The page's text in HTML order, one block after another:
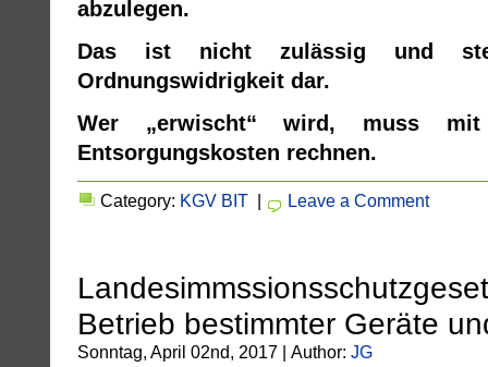
abzulegen.
Das ist nicht zulässig und
Ordnungswidrigkeit dar.
Wer „erwischt“ wird, muss
Entsorgungskosten rechnen.
Category: KGV BIT | Leave a Comment
Betrieb bestimmter Geräte
Sonntag, April 02nd, 2017 | Author: JG